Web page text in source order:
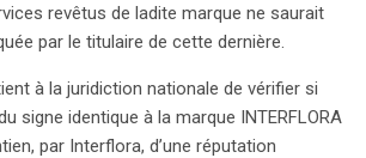
revêtus de ladite marque ne saurait
par le titulaire de cette dernière.
à la juridiction nationale de vérifier si
signe identique à la marque INTERFLORA
par Interflora, d’une réputation